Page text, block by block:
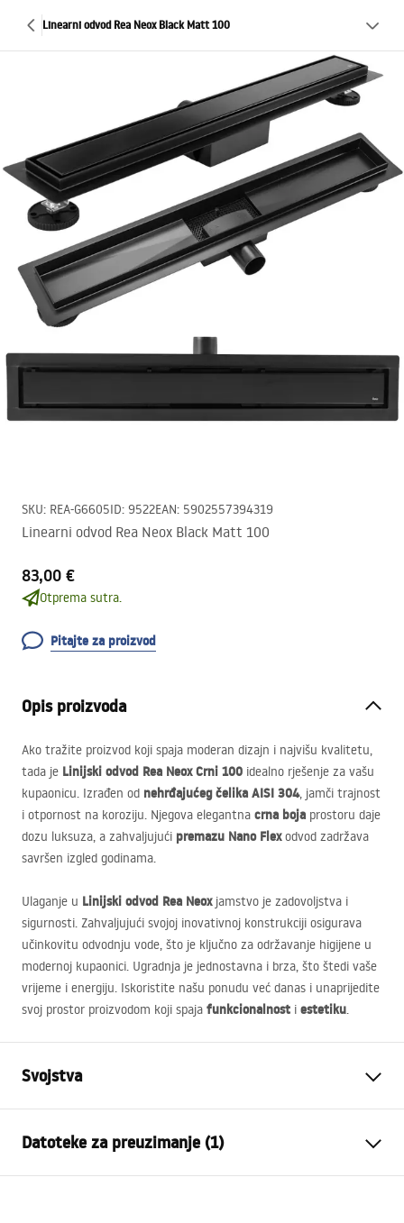
Linearni odvod Rea Neox Black Matt 100
SKU: REA-G6605ID: 9522EAN: 5902557394319
Linearni odvod Rea Neox Black Matt 100
83,00 €
Otprema sutra.
Pitajte za proizvod
Opis proizvoda
Ako tražite proizvod koji spaja moderan dizajn i najvišu kvalitetu,
tada je Linijski odvod Rea Neox Crni 100 idealno rješenje za vašu
kupaonicu. Izrađen od nehrđajućeg čelika AISI 304, jamči trajnost
i otpornost na koroziju. Njegova elegantna crna boja prostoru daje
dozu luksuza, a zahvaljujući premazu Nano Flexodvod zadržava
savršen izgled godinama.
Ulaganje u Linijski odvod Rea Neoxjamstvo je zadovoljstva i
sigurnosti. Zahvaljujući svojoj inovativnoj konstrukciji osigurava
učinkovitu odvodnju vode, što je ključno za održavanje higijene u
modernoj kupaonici. Ugradnja je jednostavna i brza, što štedi vaše
vrijeme i energiju. Iskoristite našu ponudu već danas i unaprijedite
svoj prostor proizvodom koji spaja funkcionalnost i estetiku.
Svojstva
Tip sifona
jednostavan
Duljina kanalice (cm)
100
Datoteke za preuzimanje (1)